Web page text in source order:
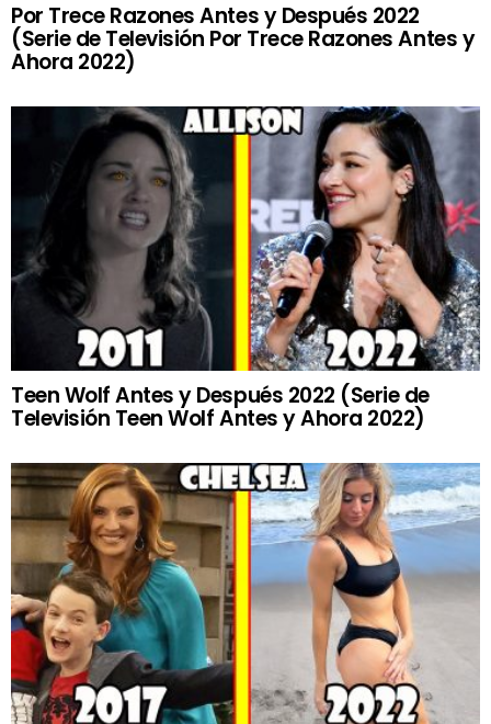
Por Trece Razones Antes y Después 2022
(Serie de Televisión Por Trece Razones Antes y
Ahora 2022)
Teen Wolf Antes y Después 2022 (Serie de
Televisión Teen Wolf Antes y Ahora 2022)